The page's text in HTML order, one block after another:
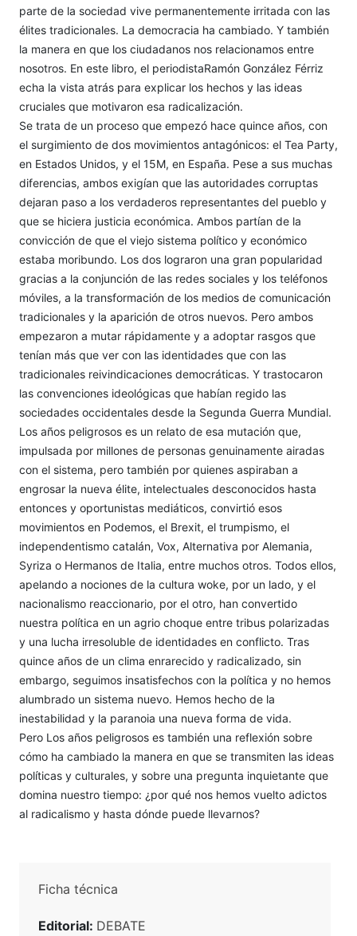
parte de la sociedad vive permanentemente irritada con las
élites tradicionales. La democracia ha cambiado. Y también
la manera en que los ciudadanos nos relacionamos entre
nosotros. En este libro, el periodistaRamón González Férriz
echa la vista atrás para explicar los hechos y las ideas
cruciales que motivaron esa radicalización.
Se trata de un proceso que empezó hace quince años, con
el surgimiento de dos movimientos antagónicos: el Tea Party,
en Estados Unidos, y el 15M, en España. Pese a sus muchas
diferencias, ambos exigían que las autoridades corruptas
dejaran paso a los verdaderos representantes del pueblo y
que se hiciera justicia económica. Ambos partían de la
convicción de que el viejo sistema político y económico
estaba moribundo. Los dos lograron una gran popularidad
gracias a la conjunción de las redes sociales y los teléfonos
móviles, a la transformación de los medios de comunicación
tradicionales y la aparición de otros nuevos. Pero ambos
empezaron a mutar rápidamente y a adoptar rasgos que
tenían más que ver con las identidades que con las
tradicionales reivindicaciones democráticas. Y trastocaron
las convenciones ideológicas que habían regido las
sociedades occidentales desde la Segunda Guerra Mundial.
Los años peligrosos es un relato de esa mutación que,
impulsada por millones de personas genuinamente airadas
con el sistema, pero también por quienes aspiraban a
engrosar la nueva élite, intelectuales desconocidos hasta
entonces y oportunistas mediáticos, convirtió esos
movimientos en Podemos, el Brexit, el trumpismo, el
independentismo catalán, Vox, Alternativa por Alemania,
Syriza o Hermanos de Italia, entre muchos otros. Todos ellos,
apelando a nociones de la cultura woke, por un lado, y el
nacionalismo reaccionario, por el otro, han convertido
nuestra política en un agrio choque entre tribus polarizadas
y una lucha irresoluble de identidades en conflicto. Tras
quince años de un clima enrarecido y radicalizado, sin
embargo, seguimos insatisfechos con la política y no hemos
alumbrado un sistema nuevo. Hemos hecho de la
inestabilidad y la paranoia una nueva forma de vida.
Pero Los años peligrosos es también una reflexión sobre
cómo ha cambiado la manera en que se transmiten las ideas
políticas y culturales, y sobre una pregunta inquietante que
domina nuestro tiempo: ¿por qué nos hemos vuelto adictos
al radicalismo y hasta dónde puede llevarnos?
Ficha técnica
Editorial: DEBATE